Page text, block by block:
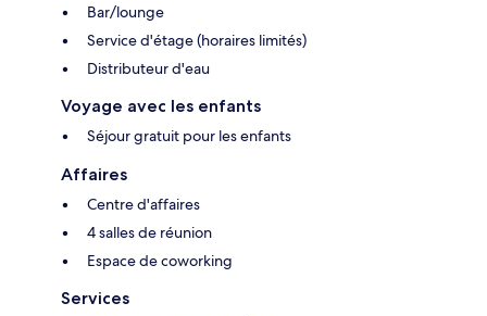
Bar/lounge
Service d'étage (horaires limités)
Distributeur d'eau
Voyage avec les enfants
Séjour gratuit pour les enfants
Affaires
Centre d'affaires
4 salles de réunion
Espace de coworking
Services